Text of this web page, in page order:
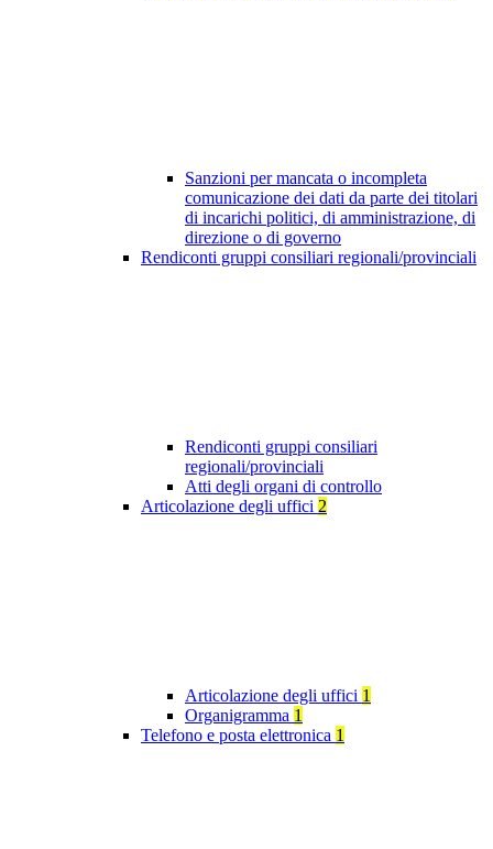
Sanzioni per mancata o incompleta
comunicazione dei dati da parte dei titolari
di incarichi politici, di amministrazione, di
direzione o di governo
Rendiconti gruppi consiliari regionali/provinciali
Rendiconti gruppi consiliari
regionali/provinciali
Atti degli organi di controllo
Articolazione degli uffici 2
Articolazione degli uffici 1
Organigramma 1
Telefono e posta elettronica 1